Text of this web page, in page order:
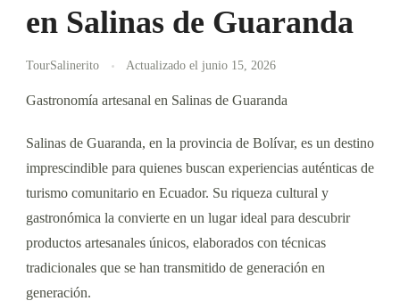
en Salinas de Guaranda
TourSalinerito Actualizado el junio 15, 2026
Gastronomía artesanal en Salinas de Guaranda
Salinas de Guaranda, en la provincia de Bolívar, es un destino
imprescindible para quienes buscan experiencias auténticas de
turismo comunitario en Ecuador. Su riqueza cultural y
gastronómica la convierte en un lugar ideal para descubrir
productos artesanales únicos, elaborados con técnicas
tradicionales que se han transmitido de generación en
generación.